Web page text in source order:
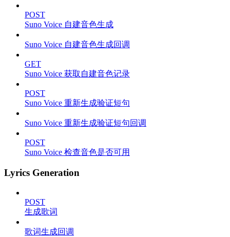
POST
Suno Voice 自建音色生成
Suno Voice 自建音色生成回调
GET
Suno Voice 获取自建音色记录
POST
Suno Voice 重新生成验证短句
Suno Voice 重新生成验证短句回调
POST
Suno Voice 检查音色是否可用
Lyrics Generation
POST
生成歌词
歌词生成回调